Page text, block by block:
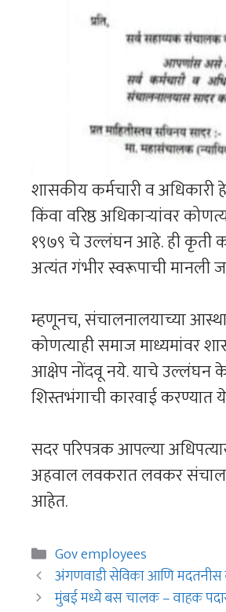
शासकीय कर्मचारी व अधिकारी
किंवा वरिष्ठ अधिकाऱ्यांवर
१९७९ चे उल्लंघन आहे. ही कृती
अत्यंत गंभीर स्वरूपाची मानली
म्हणूनच, संचालनालयाच्या
कोणत्याही समाज माध्यमांवर
आक्षेप नोंदवू नये. याचे उल्लंघन
शिस्तभंगाची कारवाई करण्यात
सदर परिपत्रक आपल्या
अहवाल लवकरात लवकर
आहेत.
Categories
Gov employees
अंगणवाडी सेविका आणि मदतनीस
मुंबई मध्ये बस चालक – वाहक